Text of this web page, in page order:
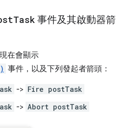
Task 事件及其啟動器箭
在會顯示
事件，以及下列發起者箭頭：
-> Fire postTask
-> Abort postTask